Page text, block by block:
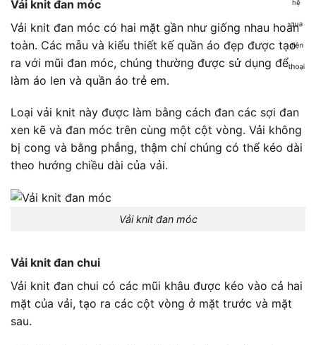
Vải knit đan móc
Vải knit đan móc có hai mặt gần như giống nhau hoàn
toàn. Các mẫu và kiểu thiết kế quần áo đẹp được tạo
ra với mũi đan móc, chúng thường được sử dụng để
làm áo len và quần áo trẻ em.
Loại vải knit này được làm bằng cách đan các sợi đan
xen kẽ và đan móc trên cùng một cột vòng. Vải không
bị cong và bằng phẳng, thậm chí chúng có thể kéo dài
theo hướng chiều dài của vải.
Vải knit đan móc
Vải knit đan chui
Vải knit đan chui có các mũi khâu được kéo vào cả hai
mặt của vải, tạo ra các cột vòng ở mặt trước và mặt
sau.